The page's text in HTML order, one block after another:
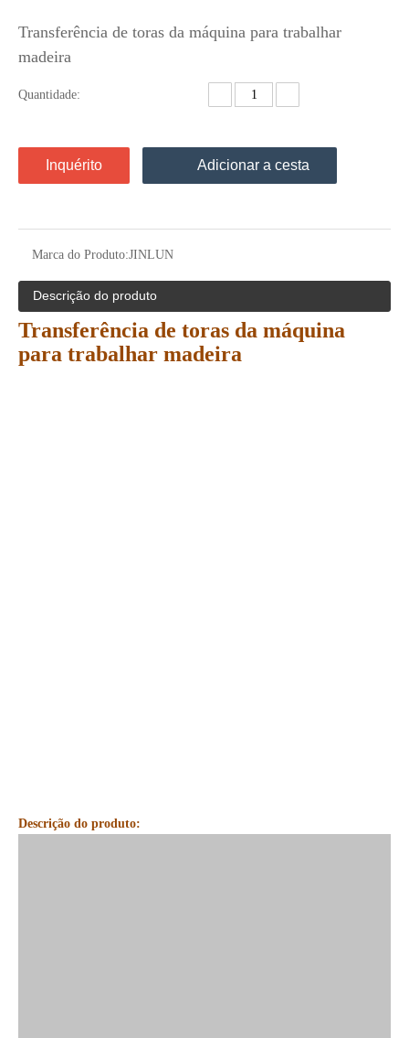
Transferência de toras da máquina para trabalhar
madeira
Quantidade:
Inquérito Adicionar a cesta
Marca do Produto:JINLUN
Descrição do produto
Transferência de toras da máquina
para trabalhar madeira
Descrição do produto: